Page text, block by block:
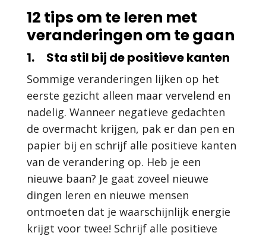
12 tips om te leren met
veranderingen om te gaan
1. Sta stil bij de positieve kanten
Sommige veranderingen lijken op het
eerste gezicht alleen maar vervelend en
nadelig. Wanneer negatieve gedachten
de overmacht krijgen, pak er dan pen en
papier bij en schrijf alle positieve kanten
van de verandering op. Heb je een
nieuwe baan? Je gaat zoveel nieuwe
dingen leren en nieuwe mensen
ontmoeten dat je waarschijnlijk energie
krijgt voor twee! Schrijf alle positieve